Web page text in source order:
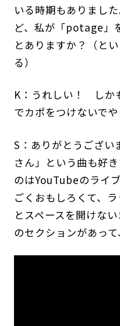
いる時期もありまし
ど、私が「potage」
とありますか？（と
る）
K：うれしい！ しか
でカポをつけないで
S：ありがとうござい
さん」という曲も好
のはYouTubeのライ
ごくおもしろくて、
とスペースを開けな
のセクションがあっ